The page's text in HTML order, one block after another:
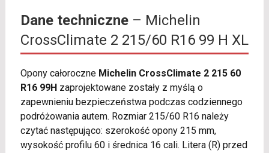
Dane techniczne– Michelin
CrossClimate 2 215/60 R16 99 H XL
Opony całoroczne Michelin CrossClimate 2 215 60
R16 99Hzaprojektowane zostały z myślą o
zapewnieniu bezpieczeństwa podczas codziennego
podróżowania autem. Rozmiar 215/60 R16 należy
czytać następująco: szerokość opony 215 mm,
wysokość profilu 60 i średnica 16 cali. Litera (R) przed